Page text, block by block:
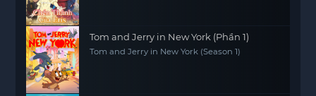
Tom and Jerry in New York (Phần 1)
Tom and Jerry in New York (Season 1)